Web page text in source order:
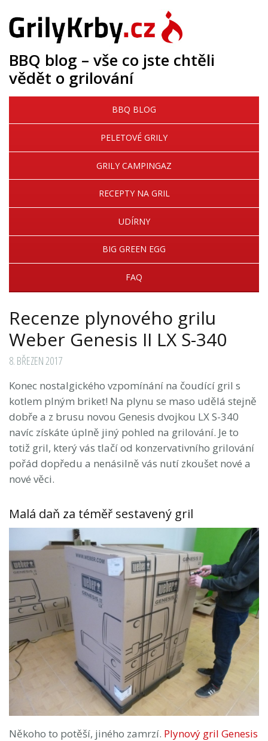
BBQ blog – vše co jste chtěli
vědět o grilování
BBQ BLOG
PELETOVÉ GRILY
GRILY CAMPINGAZ
RECEPTY NA GRIL
UDÍRNY
BIG GREEN EGG
FAQ
Recenze plynového grilu
Weber Genesis II LX S-340
8. BŘEZEN 2017
Konec nostalgického vzpomínání na čoudící gril s
kotlem plným briket! Na plynu se maso udělá stejně
dobře a z brusu novou Genesis dvojkou LX S-340
navíc získáte úplně jiný pohled na grilování. Je to
totiž gril, který vás tlačí od konzervativního grilování
pořád dopředu a nenásilně vás nutí zkoušet nové a
nové věci.
Malá daň za téměř sestavený gril
Někoho to potěší, jiného zamrzí. Plynový gril Genesis